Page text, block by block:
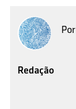
Por
Redação